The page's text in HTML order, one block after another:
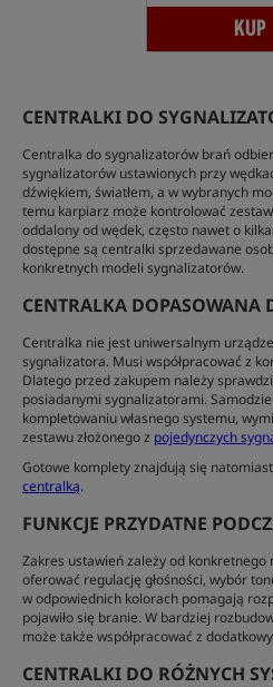
KUP
CENTRALKI DO
Centralka do sygnalizatorów brań
sygnalizatorów ustawionych przy
dźwiękiem, światłem, a w wybranych
temu karpiarz może kontrolować
oddalony od wędek, często nawet o
dostępne są centralki sprzedawane
konkretnych modeli sygnalizatorów.
CENTRALKA DOPASOWANA
Centralka nie jest uniwersalnym
sygnalizatora. Musi współpracować z
Dlatego przed zakupem należy
posiadanymi sygnalizatorami.
kompletowaniu własnego systemu,
zestawu złożonego z pojedynczych
Gotowe komplety znajdują się
centralką.
FUNKCJE PRZYDATNE
Zakres ustawień zależy od konkretnego
oferować regulację głośności, wybór
w odpowiednich kolorach pomagają
pojawiło się branie. W bardziej
może także współpracować z
CENTRALKI DO RÓŻNYCH